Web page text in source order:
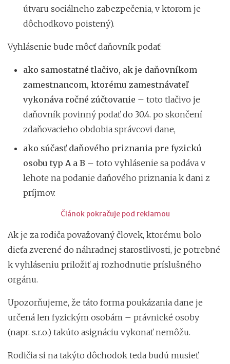
útvaru sociálneho zabezpečenia, v ktorom je
dôchodkovo poistený).
Vyhlásenie bude môcť daňovník podať:
ako samostatné tlačivo, ak je daňovníkom
zamestnancom, ktorému zamestnávateľ
vykonáva ročné zúčtovanie – toto tlačivo je
daňovník povinný podať do 30.4. po skončení
zdaňovacieho obdobia správcovi dane,
ako súčasť daňového priznania pre fyzickú
osobu typ A a B – toto vyhlásenie sa podáva v
lehote na podanie daňového priznania k dani z
príjmov.
Článok pokračuje pod reklamou
Ak je za rodiča považovaný človek, ktorému bolo
dieťa zverené do náhradnej starostlivosti, je potrebné
k vyhláseniu priložiť aj rozhodnutie príslušného
orgánu.
Upozorňujeme, že táto forma poukázania dane je
určená len fyzickým osobám – právnické osoby
(napr. s.r.o.) takúto asignáciu vykonať nemôžu.
Rodičia si na takýto dôchodok teda budú musieť